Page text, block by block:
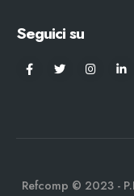
Seguici su
Refcomp © 2023 -